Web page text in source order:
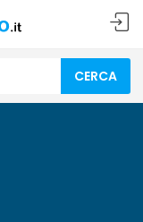
CERCA